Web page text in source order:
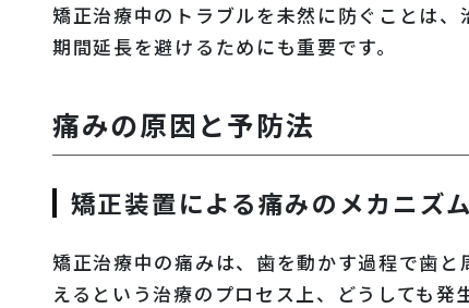
矯正治療中のトラブルを未然に防ぐことは
期間延長を避けるためにも重要です。
痛みの原因と予防法
矯正装置による痛みのメカニズム
矯正治療中の痛みは、歯を動かす過程で歯
えるという治療のプロセス上、どうしても発